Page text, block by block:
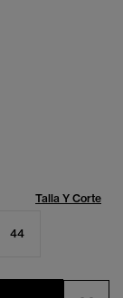
Talla Y Corte
44